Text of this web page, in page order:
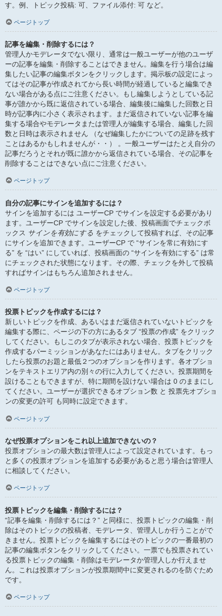
す。例、トピック投稿: 可、ファイル添付: 可 など。
ページトップ
記事を編集・削除するには？
管理人かモデレータでない限り、通常は一般ユーザーが他のユーザ
ーの記事を編集・削除することはできません。編集を行う場合は編
集したい記事の編集ボタンをクリックします。掲示板の設定によっ
てはその記事が作成されてから長い時間が経過していると編集でき
ない場合がある点にご注意ください。もし編集しようとしている記
事が誰かから既に返信されている場合、編集後に編集した回数と日
時が記事内に小さく表示されます。まだ返信されていない記事を編
集する場合やモデレータまたは管理人が編集する場合、編集した回
数と日時は表示されません （なぜ編集したかについての足跡を残す
ことはあるかもしれませんが・・） 。一般ユーザーはたとえ自分の
記事だろうとそれが既に誰かから返信されている場合、その記事を
削除することはできない点にご注意ください。
ページトップ
自分の記事にサインを追加するには？
サインを追加するには ユーザーCP でサインを設定する必要があり
ます。ユーザーCP でサインを設定した後、投稿画面でチェックボ
ックス サインを有効にする をチェックして投稿すれば、その記事
にサインを追加できます。ユーザーCP で “サインを常に有効にす
る” を “はい” にしていれば、投稿画面の “サインを有効にする” は常
にチェックされた状態になります。その際、チェックを外して投稿
すればサインはもちろん追加されません。
ページトップ
投票トピックを作成するには？
新しいトピックを作成、あるいはまだ返信されていないトピックを
編集する際に、ページの下の方にあるタブ “投票の作成” をクリック
してください。もしこのタブが表示されない場合、投票トピックを
作成するパーミッションがあなたにはありません。タブをクリック
したら投票のお題と最低２つのオプションを作ります。各オプショ
ンをテキストエリア内の別々の行に入力してください。投票期間を
設けることもできますが、特に期間を設けない場合は 0 のままにし
てください。ユーザーが選択できるオプション数 と 投票先オプショ
ンの変更の許可 も同時に設定できます。
ページトップ
なぜ投票オプションをこれ以上追加できないの？
投票オプションの最大数は管理人によって設定されています。もっ
と多くの投票オプションを追加する必要があると思う場合は管理人
に相談してください。
ページトップ
投票トピックを編集・削除するには？
“記事を編集・削除するには？” と同様に、投票トピックの編集・削
除はそのトピックの投稿者、モデレータ、管理人しか行うことがで
きません。投票トピックを編集するにはそのトピックの一番最初の
記事の編集ボタンをクリックしてください。一票でも投票されてい
る投票トピックの編集・削除はモデレータか管理人しか行えませ
ん。これは投票オプションが投票期間中に変更されるのを防ぐため
です。
ページトップ